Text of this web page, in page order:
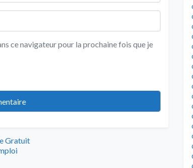
ce navigateur pour la prochaine fois que je
Gratuit